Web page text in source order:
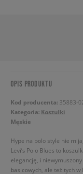
OPIS PRODUKTU
Kod producenta: 35883-
Kategoria: Koszulki
Męskie
Hype na polo style nie
Levi’s Polo Blues to
elegancję, i
basicowych, ale też tych